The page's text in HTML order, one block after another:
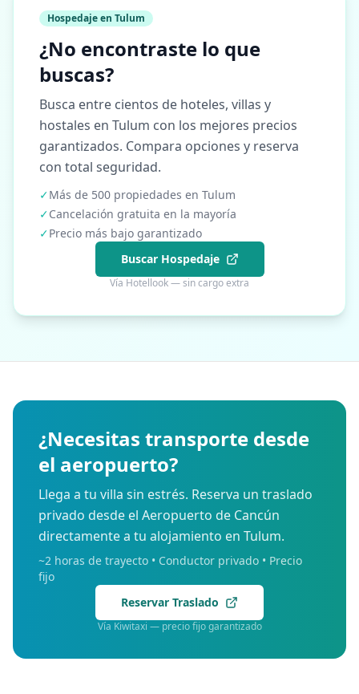
Hospedaje en Tulum
¿No encontraste lo que
buscas?
Busca entre cientos de hoteles, villas y
hostales en Tulum con los mejores precios
garantizados. Compara opciones y reserva
con total seguridad.
✓Más de 500 propiedades en Tulum
✓Cancelación gratuita en la mayoría
✓Precio más bajo garantizado
Buscar Hospedaje
Vía Hotellook — sin cargo extra
¿Necesitas transporte desde
el aeropuerto?
Llega a tu villa sin estrés. Reserva un traslado
privado desde el Aeropuerto de Cancún
directamente a tu alojamiento en Tulum.
~2 horas de trayecto • Conductor privado • Precio
fijo
Reservar Traslado
Vía Kiwitaxi — precio fijo garantizado